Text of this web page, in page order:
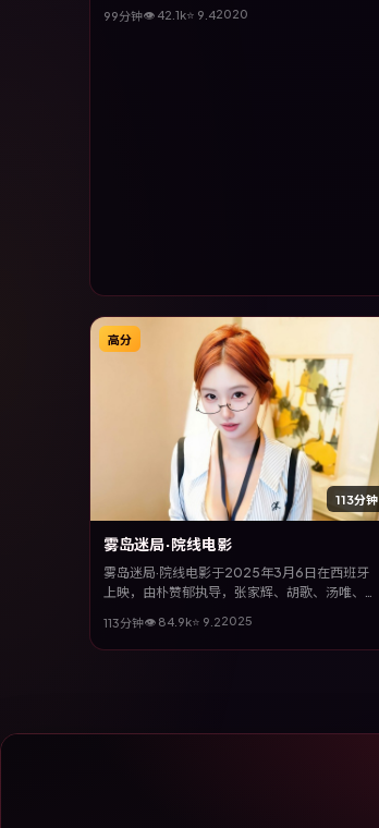
多条叙事线交织收束，悬念与情感并重，适合喜
99分钟👁 42.1k⭐ 9.42020
113分钟
高分
雾岛迷局·院线电影
雾岛迷局·院线电影于2025年3月6日在西班牙
上映，由朴赞郁执导，张家辉、胡歌、汤唯、许
实事件与社会议题，兼具娱乐性与思考空间。
113分钟👁 84.9k⭐ 9.22025